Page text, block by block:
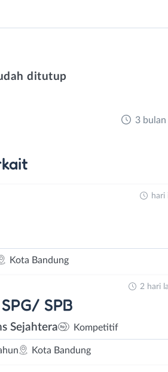
ditutup
3 bulan
Kota Bandung
hari
SPB
Sejahtera Kompetitif
Kota Bandung
2 hari